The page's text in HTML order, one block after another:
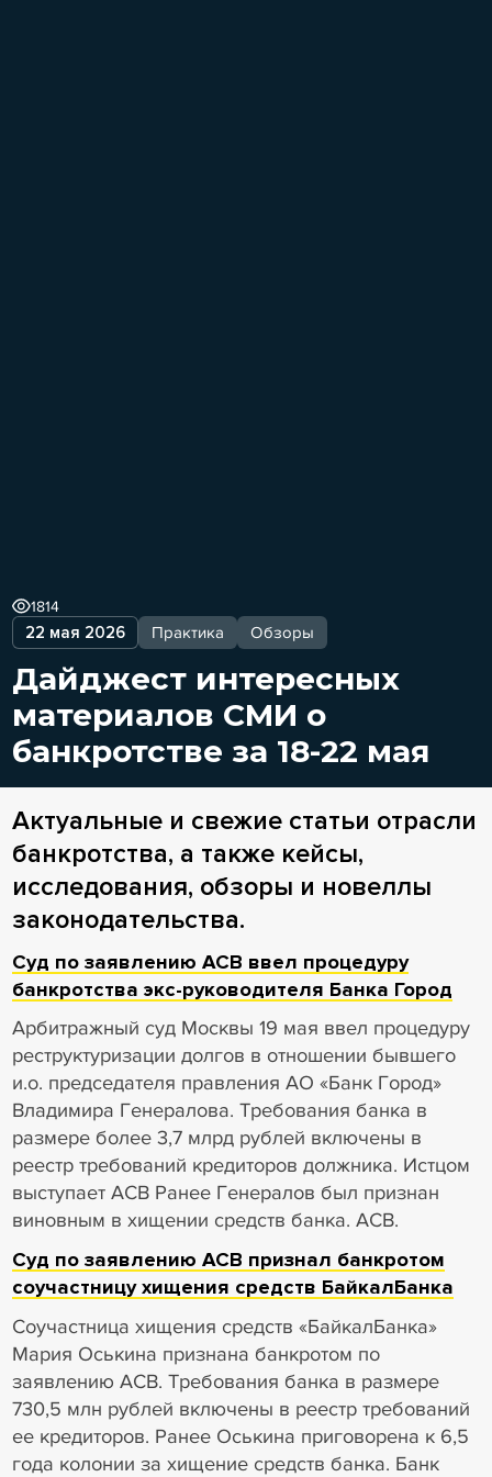
22 мая 2026 Практика Обзоры
1814
Дайджест интересных
материалов СМИ о
банкротстве за 18-22 мая
Актуальные и свежие статьи отрасли
банкротства, а также кейсы,
исследования, обзоры и новеллы
законодательства.
Суд по заявлению АСВ ввел процедуру
банкротства экс-руководителя Банка Город
Арбитражный суд Москвы 19 мая ввел процедуру
реструктуризации долгов в отношении бывшего
и.о. председателя правления АО «Банк Город»
Владимира Генералова. Требования банка в
размере более 3,7 млрд рублей включены в
реестр требований кредиторов должника. Истцом
выступает АСВ Ранее Генералов был признан
виновным в хищении средств банка. АСВ.
Суд по заявлению АСВ признал банкротом
соучастницу хищения средств БайкалБанка
Соучастница хищения средств «БайкалБанка»
Мария Оськина признана банкротом по
заявлению АСВ. Требования банка в размере
730,5 млн рублей включены в реестр требований
ее кредиторов. Ранее Оськина приговорена к 6,5
года колонии за хищение средств банка. Банк